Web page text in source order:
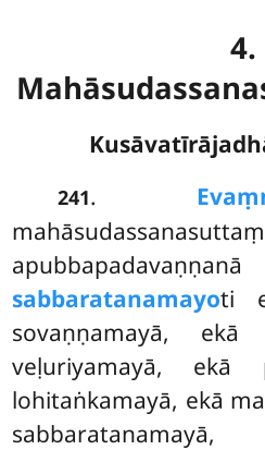
4.
241. Evaṃ
sabbaratanamayoti
sovaṇṇamayā, ekā
veḷuriyamayā, ekā
lohitaṅkamayā, ekā